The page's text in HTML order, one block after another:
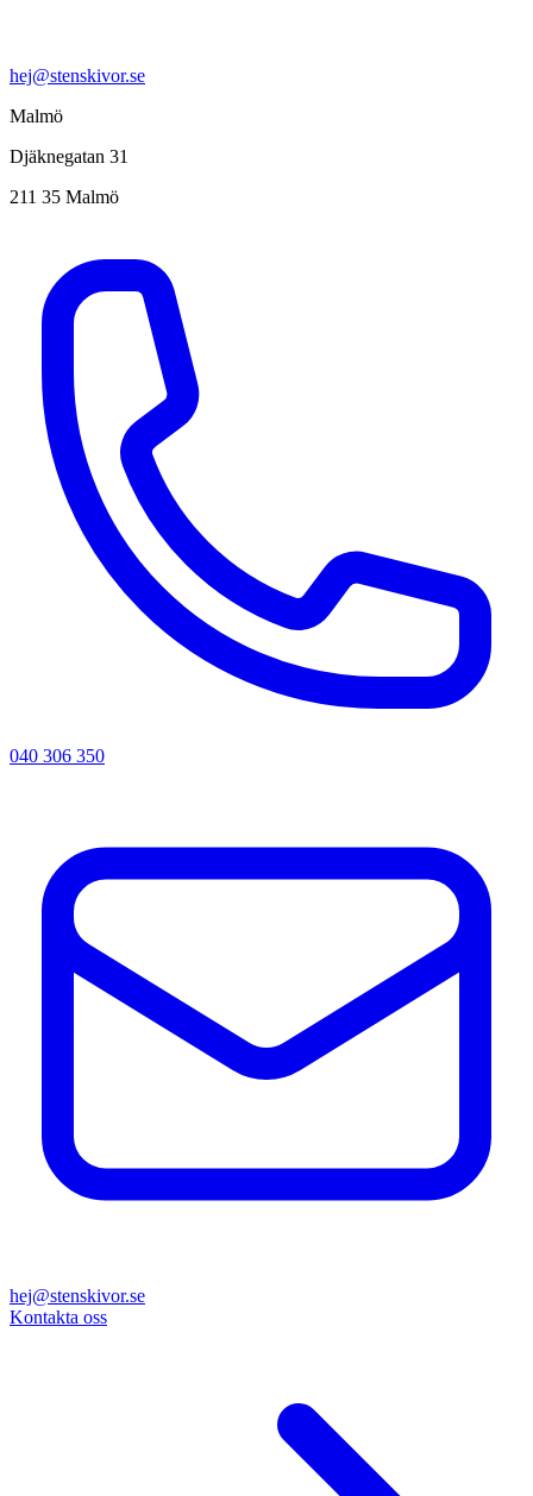
hej@stenskivor.se
Malmö
Djäknegatan 31
211 35 Malmö
040 306 350
hej@stenskivor.se
Kontakta oss